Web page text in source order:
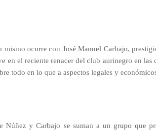
mismo ocurre con José Manuel Carbajo,
en el reciente renacer del club aurinegro en las
todo en lo que a aspectos legales y
Núñez y Carbajo se suman a un grupo que